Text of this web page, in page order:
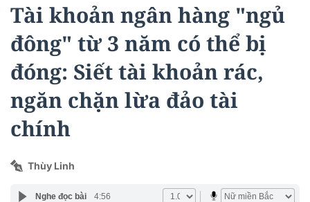
Tài khoản ngân hàng "ngủ
đông" từ 3 năm có thể bị
đóng: Siết tài khoản rác,
ngăn chặn lừa đảo tài
chính
Thùy Linh
Nghe đọc bài 4:56